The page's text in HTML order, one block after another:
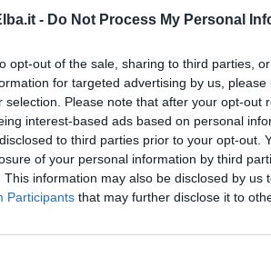
- Do Not Process My Personal
opt-out of the sale, sharing to third parties,
for targeted advertising by us,
selection. Please note that after your opt-out
interest-based ads based on personal
to third parties prior to your opt-out.
of your personal information by third
This information may also be disclosed by us
Participants that may further disclose it to
integrata di turismo sostenibile che
Toscano, coinvolgendo attivamente le
d'Elba iscriviti allaNewsletter QUInews
nella tua casella di posta.